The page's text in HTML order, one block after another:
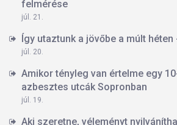
felmérése
júl. 21.
Így utaztunk a jövőbe a múlt héten
júl. 20.
Amikor tényleg van értelme egy
azbesztes utcák Sopronban
júl. 19.
Aki szeretne, véleményt